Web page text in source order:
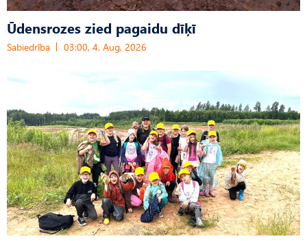
Ūdensrozes zied pagaidu dīķī
Sabiedrība 03:00, 4. Aug, 2026